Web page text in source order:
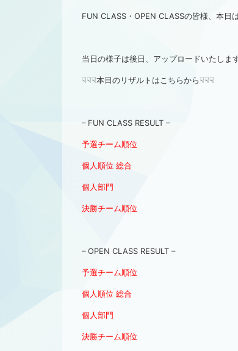
FUN CLASS・OPEN CLASSの皆様、本日
当日の様子は後日、アップロードいたしま
☟☟☟本日のリザルトはこちらから☟☟☟
– FUN CLASS RESULT –
予選チーム順位
個人順位 総合
個人部門
決勝チーム順位
– OPEN CLASS RESULT –
予選チーム順位
個人順位 総合
個人部門
決勝チーム順位